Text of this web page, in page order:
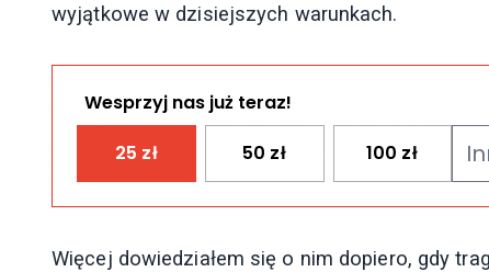
wyjątkowe w dzisiejszych warunkach.
Wesprzyj nas już teraz!
25 zł 50 zł 100 zł
Więcej dowiedziałem się o nim dopiero, gdy